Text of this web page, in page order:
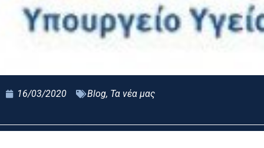
16/03/2020 Blog, Τα νέα μας